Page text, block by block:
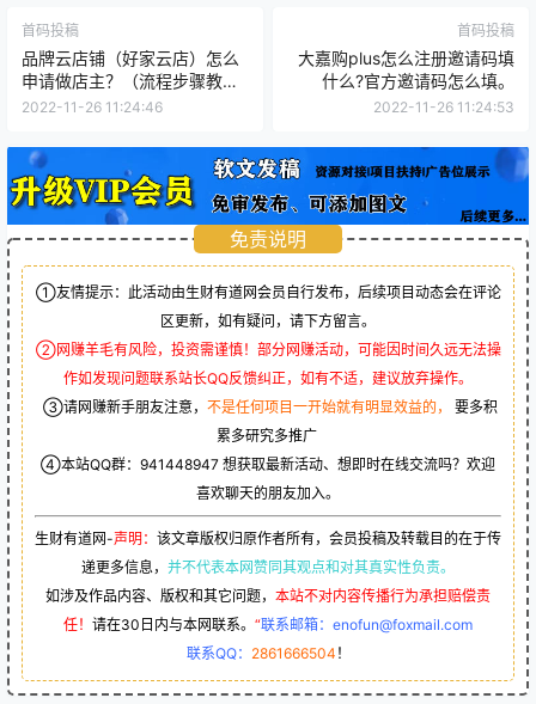
首码投稿
品牌云店铺（好家云店）怎么
申请做店主？（流程步骤教程
解读）
2022-11-26 11:24:46
首码投稿
大嘉购plus怎么注册邀请码填
什么?官方邀请码怎么填。
2022-11-26 11:24:53
免责说明
①友情提示：此活动由生财有道网会员自行发布，后续项目动态会在评论
区更新，如有疑问，请下方留言。
②网赚羊毛有风险，投资需谨慎！部分网赚活动，可能因时间久远无法操
作如发现问题联系站长QQ反馈纠正，如有不适，建议放弃操作。
③请网赚新手朋友注意， 不是任何项目一开始就有明显效益的，
要多积
累多研究多推广
④本站QQ群： 941448947 想获取最新活动、想即时在线交流吗？欢迎
喜欢聊天的朋友加入。
生财有道网-声明： 该文章版权归原作者所有，会员投稿及转载目的在于传
递更多信息， 并不代表本网赞同其观点和对其真实性负责。
如涉及作品内容、版权和其它问题， 本站不对内容传播行为承担赔偿责
任！ 请在30日内与本网联系。 “联系邮箱：enofun@foxmail.com
联系QQ： 2861666504 ！